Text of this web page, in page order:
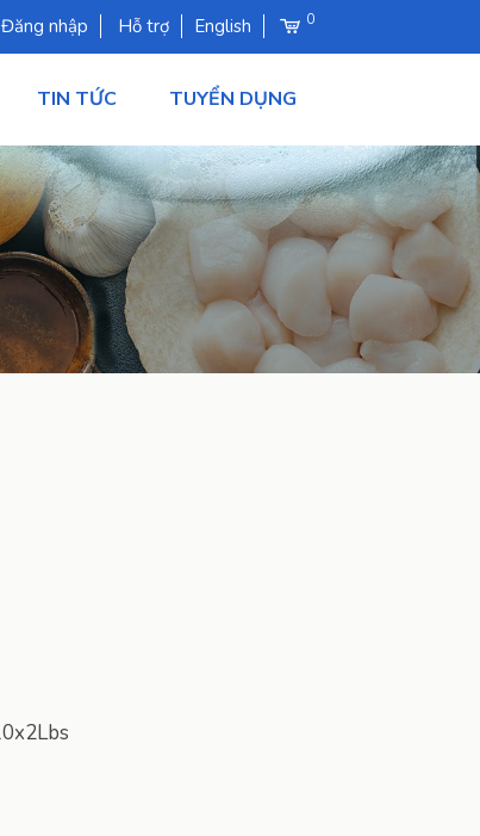
Đăng nhập Hỗ trợ English 0
TIN TỨC TUYỂN DỤNG